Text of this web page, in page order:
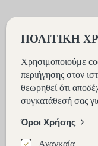
ΠΟΛΙΤΙΚΗ
Χρησιμοποιούμε
περιήγησης στον
θεωρηθεί ότι
συγκατάθεσή σας
Όροι Χρήσης
Αναγκαία